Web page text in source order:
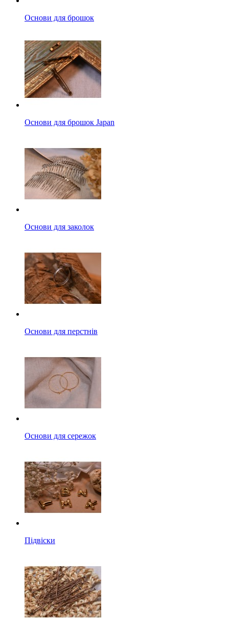
Основи для брошок
Основи для брошок Japan
Основи для заколок
Основи для перстнів
Основи для сережок
Підвіски